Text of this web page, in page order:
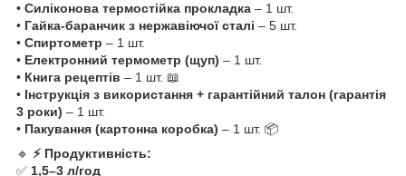
• Силіконова термостійка прокладка – 1 шт.
• Гайка-баранчик з нержавіючої сталі – 5 шт.
• Спиртометр – 1 шт.
• Електронний термометр (щуп) – 1 шт.
• Книга рецептів – 1 шт. 📖
• Інструкція з використання + гарантійний талон (гарантія
3 роки) – 1 шт.
• Пакування (картонна коробка) – 1 шт. 📦
🔹 ⚡ Продуктивність:
✅ 1,5–3 л/год